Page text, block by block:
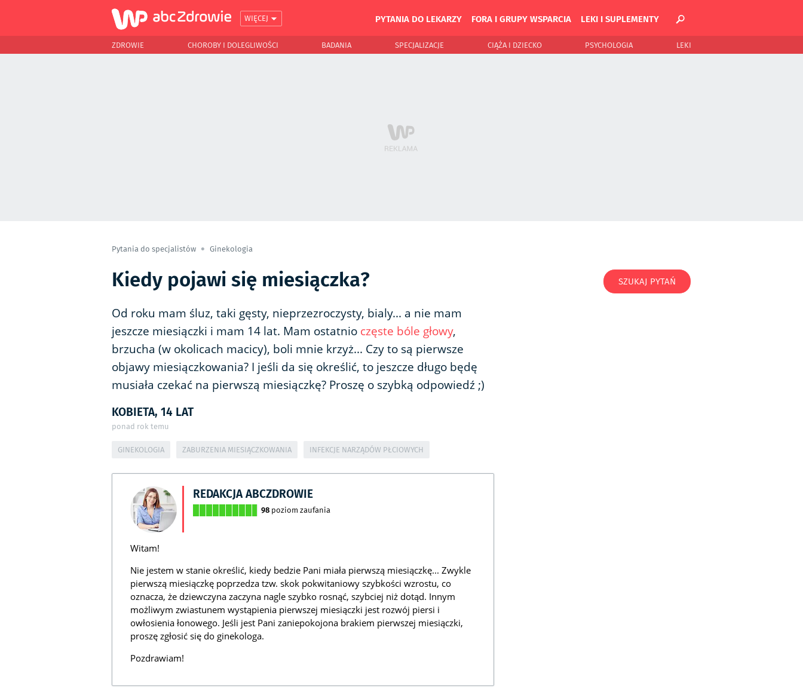
WIĘCEJ PYTANIA DO LEKARZY FORA I GRUPY WSPARCIA LEKI I SUPLEMENTY
ZDROWIE CHOROBY I DOLEGLIWOŚCI BADANIA SPECJALIZACJE CIĄŻA I DZIECKO PSYCHOLOGIA LEKI
Pytania do specjalistów Ginekologia
Kiedy pojawi się miesiączka?
Od roku mam śluz, taki gęsty, nieprzezroczysty, bialy... a nie mam
jeszcze miesiączki i mam 14 lat. Mam ostatnio częste bóle głowy,
brzucha (w okolicach macicy), boli mnie krzyż... Czy to są pierwsze
objawy miesiączkowania? I jeśli da się określić, to jeszcze długo będę
musiała czekać na pierwszą miesiączkę? Proszę o szybką odpowiedź ;)
KOBIETA, 14 LAT
ponad rok temu
GINEKOLOGIA ZABURZENIA MIESIĄCZKOWANIA INFEKCJE NARZĄDÓW PŁCIOWYCH
REDAKCJA ABCZDROWIE
98 poziom zaufania
Witam!
Nie jestem w stanie określić, kiedy bedzie Pani miała pierwszą miesiączkę... Zwykle
pierwszą miesiączkę poprzedza tzw. skok pokwitaniowy szybkości wzrostu, co
oznacza, że dziewczyna zaczyna nagle szybko rosnąć, szybciej niż dotąd. Innym
możliwym zwiastunem wystąpienia pierwszej miesiączki jest rozwój piersi i
owłosienia łonowego. Jeśli jest Pani zaniepokojona brakiem pierwszej miesiączki,
proszę zgłosić się do ginekologa.
Pozdrawiam!
SZUKAJ PYTAŃ